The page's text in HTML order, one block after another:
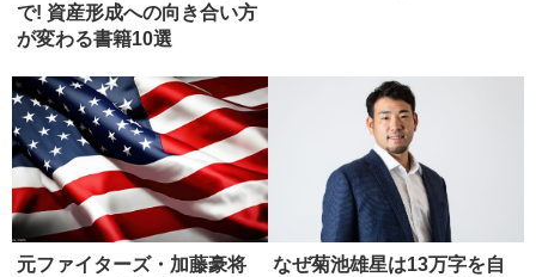
で! 資産形成への向き合い方
が変わる書籍10選
元ファイターズ・加藤豪将
なぜ菊池雄星は13万字を自